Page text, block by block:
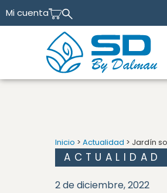
Mi cuenta
Inicio >Actualidad > Jardín
ACTUALIDAD
2 de diciembre, 2022